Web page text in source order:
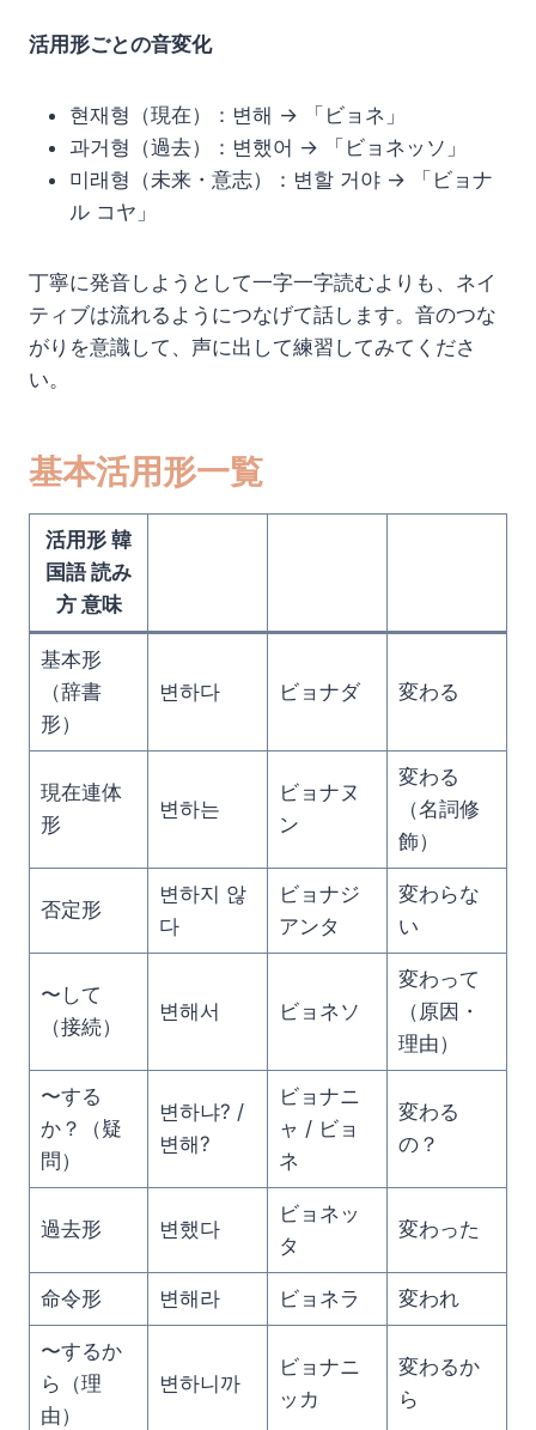
活用形ごとの音変化
현재형（現在）：변해 → 「ビョネ」
과거형（過去）：변했어 → 「ビョネッソ」
미래형（未来・意志）：변할 거야 → 「ビョナ
ル コヤ」
丁寧に発音しようとして一字一字読むよりも、ネイ
ティブは流れるようにつなげて話します。音のつな
がりを意識して、声に出して練習してみてくださ
い。
基本活用形一覧
活用形 韓
国語 読み
方 意味
基本形
（辞書
形）
변하다 ビョナダ 変わる
現在連体
形
변하는
ビョナヌ
ン
変わる
（名詞修
飾）
否定形
변하지 않
다
ビョナジ
アンタ
変わらな
い
〜して
（接続）
변해서 ビョネソ
変わって
（原因・
理由）
〜する
か？（疑
問）
변하냐? /
변해?
ビョナニ
ャ / ビョ
ネ
変わる
の？
過去形 변했다
ビョネッ
タ
変わった
命令形 변해라 ビョネラ 変われ
〜するか
ら（理
由）
변하니까
ビョナニ
ッカ
変わるか
ら